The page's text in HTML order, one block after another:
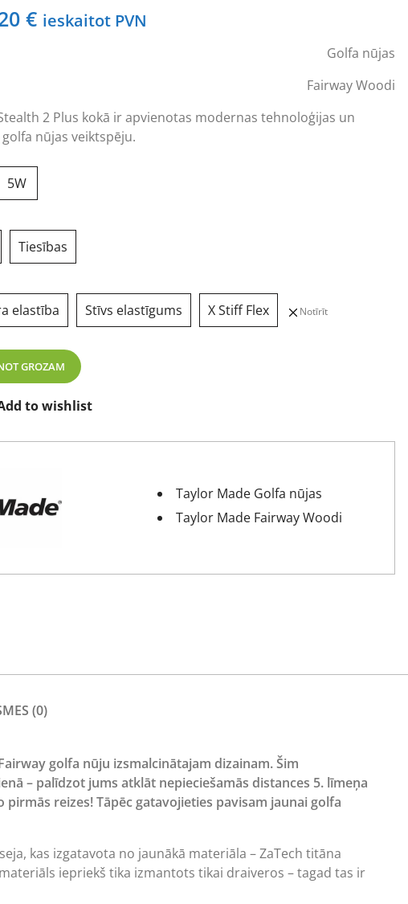
€.
€Current
ieskaitot PVN
Golfa nūjas
Fairway Woodi
2 Plus kokā ir apvienotas modernas tehnoloģijas un
nūjas veiktspēju.
5W
Tiesības
elastība Stīvs elastīgums X Stiff Flex Notīrīt
2 Plus Fairway Wood golfa nūja daudzums
GROZAM
to wishlist
Taylor Made Golfa nūjas
Taylor Made Fairway Woodi
(0)
golfa nūju izsmalcinātajam dizainam. Šim
– palīdzot jums atklāt nepieciešamās distances 5. līmeņa
reizes! Tāpēc gatavojieties pavisam jaunai golfa
kas izgatavota no jaunākā materiāla – ZaTech titāna
iepriekš tika izmantots tikai draiveros – tagad tas ir